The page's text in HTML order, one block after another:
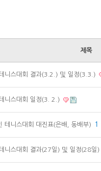
제목
니스대회 결과(3.2.) 및 일정(3.3.)
니스대회 일정(3. 2.)
테니스대회 대진표(은배, 동배부) 1
니스대회 결과(27일) 및 일정(28일)